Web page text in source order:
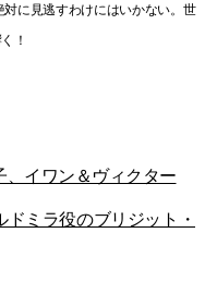
に見逃すわけにはいかない。世
！
イワン＆ヴィクター
ミラ役のブリジット・